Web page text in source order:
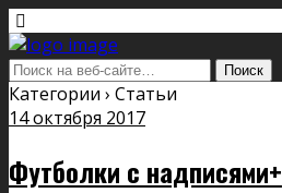
Категории › Статьи
14 октября 2017
Футболки с надписями+